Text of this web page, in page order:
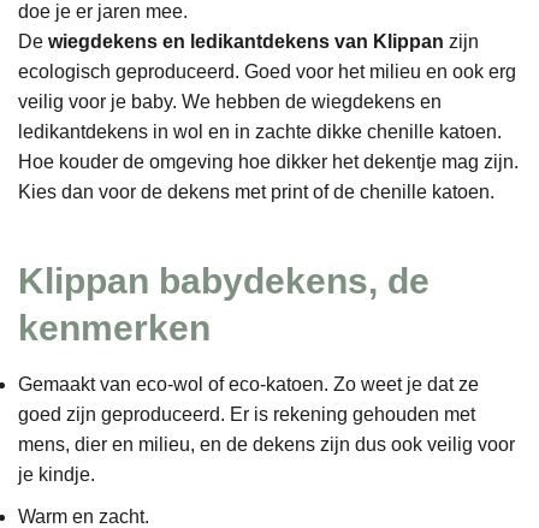
doe je er jaren mee.
De wiegdekens en ledikantdekens van Klippan zijn
ecologisch geproduceerd. Goed voor het milieu en ook erg
veilig voor je baby. We hebben de wiegdekens en
ledikantdekens in wol en in zachte dikke chenille katoen.
Hoe kouder de omgeving hoe dikker het dekentje mag zijn.
Kies dan voor de dekens met print of de chenille katoen.
Klippan babydekens, de
kenmerken
Gemaakt van eco-wol of eco-katoen. Zo weet je dat ze
goed zijn geproduceerd. Er is rekening gehouden met
mens, dier en milieu, en de dekens zijn dus ook veilig voor
je kindje.
Warm en zacht.